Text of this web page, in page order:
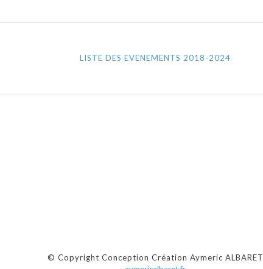
LISTE DES EVENEMENTS 2018-2024
© Copyright Conception Création Aymeric ALBARET